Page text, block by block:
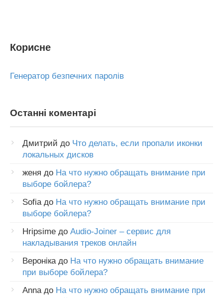
Корисне
Генератор безпечних паролів
Останні коментарі
Дмитрий до Что делать, если пропали иконки
локальных дисков
женя до На что нужно обращать внимание при
выборе бойлера?
Sofia до На что нужно обращать внимание при
выборе бойлера?
Hripsime до Audio-Joiner – сервис для
накладывания треков онлайн
Вероніка до На что нужно обращать внимание
при выборе бойлера?
Anna до На что нужно обращать внимание при